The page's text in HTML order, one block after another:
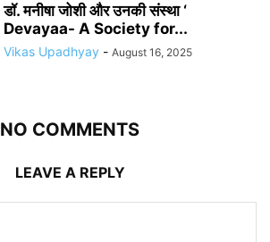
डॉ. मनीषा जोशी और उनकी संस्था ‘
Devayaa- A Society for...
Vikas Upadhyay - August 16, 2025
NO COMMENTS
LEAVE A REPLY